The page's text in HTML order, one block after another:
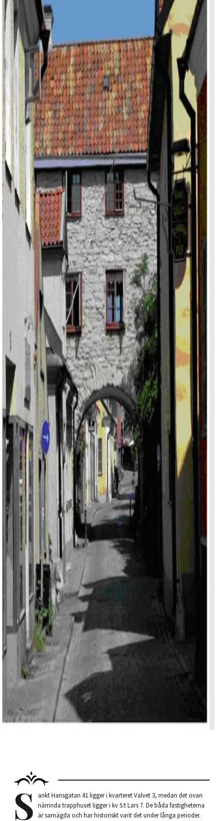
S
ankt Hansgatan 41 ligger i kvarteret Valvet 3, medan det ovan
nämnda trapphuset ligger i kv S:t Lars 7. De båda fastigheterna
är samägda och har historiskt varit det under långa perioder.